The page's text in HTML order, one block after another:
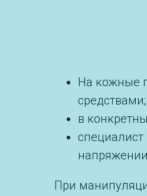
На кожные
средствами;
в
При